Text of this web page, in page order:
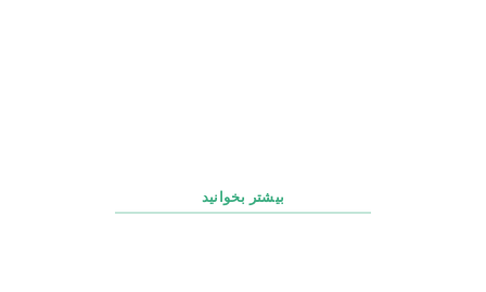
بیشتر بخوانید